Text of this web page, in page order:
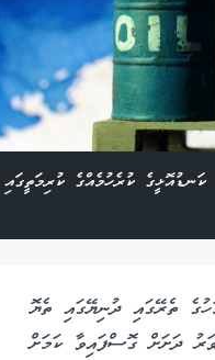
ކުރެހުމެއްގެ ކުރިމަތީގައި
މަހުގެ ތެރޭގައި ދުނިޔޭގައި ތެޔޮ
ދަށަށް ގޮސްފައިވާ ކަމަށް